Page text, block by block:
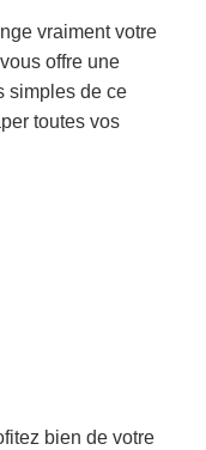
vraiment votre
offre une
simples de ce
toutes vos
bien de votre